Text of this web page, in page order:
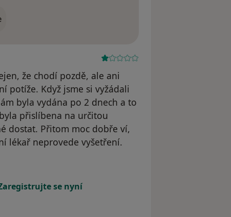
že chodí pozdě, ale ani
potíže. Když jsme si vyžádali
byla vydána po 2 dnech a to
přislíbena na určitou
dostat. Přitom moc dobře ví,
lékař neprovede vyšetření.
byl odstraněn
se nyní